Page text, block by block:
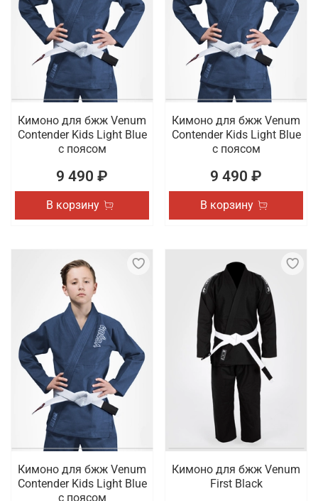
Кимоно для бжж Venum
Contender Kids Light Blue
с поясом
9 490 ₽
В корзину
Кимоно для бжж Venum
Contender Kids Light Blue
с поясом
9 490 ₽
В корзину
Кимоно для бжж Venum
Contender Kids Light Blue
с поясом
Кимоно для бжж Venum
First Black